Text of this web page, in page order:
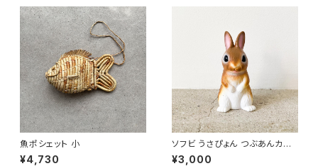
魚ポシェット 小
¥4,730
ソフビ うさぴょん つぶあんカラ
ー
¥3,000